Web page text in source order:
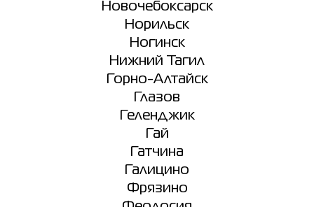
Новочебоксарск
Норильск
Ногинск
Нижний Тагил
Горно-Алтайск
Глазов
Геленджик
Гай
Гатчина
Галицино
Фрязино